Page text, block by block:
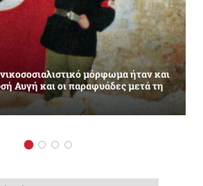
μόρφωμα ήταν και
Αυγή και οι παραφυάδες μετά τη